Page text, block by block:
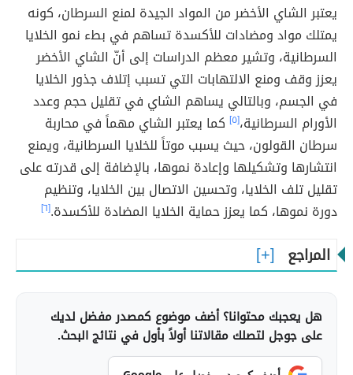
يعتبر الشاي الأخضر من المواد الجيدة لمنع السرطان، كونه
يمتلك مواد ومضادات للأكسدة تساهم في بطء نمو الخلايا
السرطانية، وتشير معظم الدراسات إلى أنّ الشاي الأخضر
يعزز وقف ومنع الالتهابات التي تسبب إتلاف جذور الخلايا
في الجسم، وبالتالي يساهم الشاي في تقليل حجم وعدد
الأورام السرطانية،[٥]
كما يعتبر الشاي مهماً في محاربة
سرطان القولون، حيث يسبب موتاً للخلايا السرطانية، ويمنع
انتشارها وتشكيلها وإعادة نموها، بالإضافة إلى قدرته على
تقليل تلف الخلايا، وتحسين الاتصال بين الخلايا، وتنظيم
دورة نموها، كما يعزز حماية الخلايا المضادة للأكسدة.[٦]
المراجع
هل يعجبك محتوانا؟ أضف موضوع كمصدر مفضل لديك
على جوجل لتصلك مقالاتنا أولاً بأول في نتائج البحث.